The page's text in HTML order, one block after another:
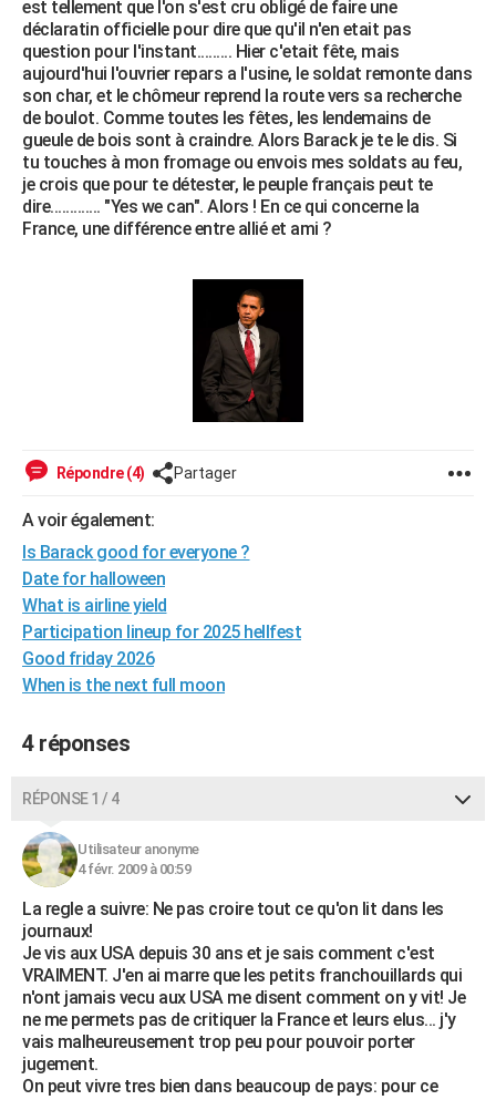
est tellement que l'on s'est cru obligé de faire une
déclaratin officielle pour dire que qu'il n'en etait pas
question pour l'instant......... Hier c'etait fête, mais
aujourd'hui l'ouvrier repars a l'usine, le soldat remonte dans
son char, et le chômeur reprend la route vers sa recherche
de boulot. Comme toutes les fêtes, les lendemains de
gueule de bois sont à craindre. Alors Barack je te le dis. Si
tu touches à mon fromage ou envois mes soldats au feu,
je crois que pour te détester, le peuple français peut te
dire............. "Yes we can". Alors ! En ce qui concerne la
France, une différence entre allié et ami ?
Répondre (4) Partager
A voir également:
Is Barack good for everyone ?
Date for halloween
What is airline yield
Participation lineup for 2025 hellfest
Good friday 2026
When is the next full moon
4 réponses
RÉPONSE 1 / 4
Utilisateur anonyme
4 févr. 2009 à 00:59
La regle a suivre: Ne pas croire tout ce qu'on lit dans les
journaux!
Je vis aux USA depuis 30 ans et je sais comment c'est
VRAIMENT. J'en ai marre que les petits franchouillards qui
n'ont jamais vecu aux USA me disent comment on y vit! Je
ne me permets pas de critiquer la France et leurs elus... j'y
vais malheureusement trop peu pour pouvoir porter
jugement.
On peut vivre tres bien dans beaucoup de pays: pour ce